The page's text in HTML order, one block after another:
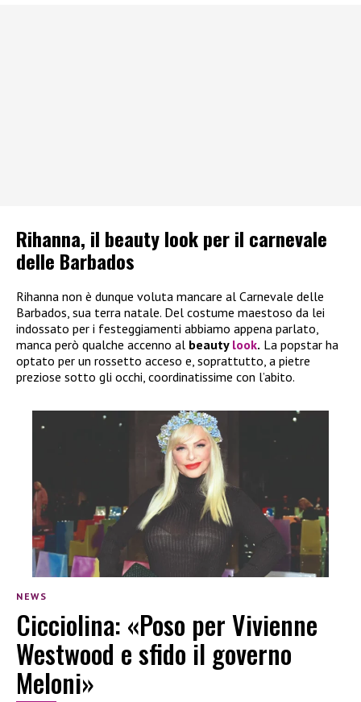
Rihanna, il beauty look per il carnevale
delle Barbados
Rihanna non è dunque voluta mancare al Carnevale delle
Barbados, sua terra natale. Del costume maestoso da lei
indossato per i festeggiamenti abbiamo appena parlato,
manca però qualche accenno al beauty look. La popstar ha
optato per un rossetto acceso e, soprattutto, a pietre
preziose sotto gli occhi, coordinatissime con l’abito.
NEWS
Cicciolina: «Poso per Vivienne
Westwood e sfido il governo
Meloni»